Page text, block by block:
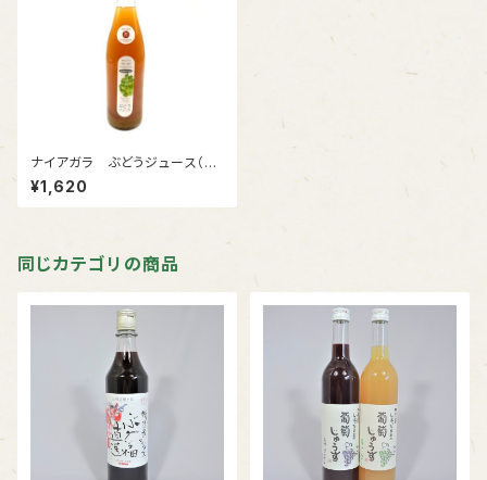
ナイアガラ ぶどうジュース（ス
トレート）
¥1,620
同じカテゴリの商品